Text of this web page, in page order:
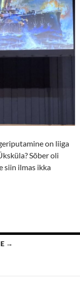
on liiga
Sõber oli
siin ilmas ikka
→